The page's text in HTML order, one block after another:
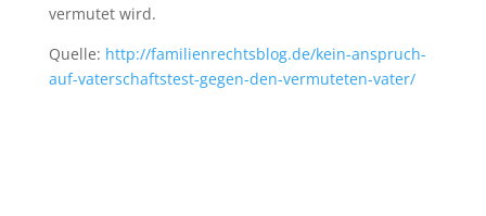
vermutet wird.
Quelle: http://familienrechtsblog.de/kein-anspruch-
auf-vaterschaftstest-gegen-den-vermuteten-vater/